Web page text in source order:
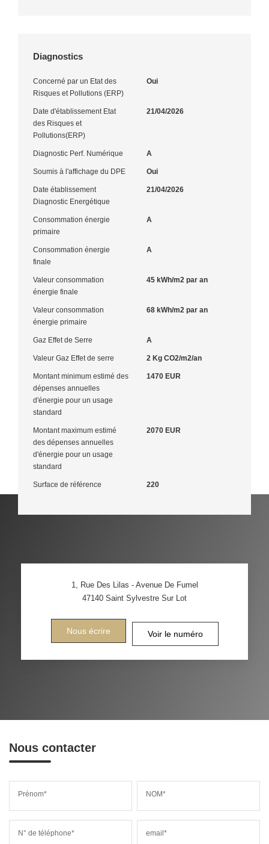
Diagnostics
Concerné par un Etat des
Risques et Pollutions (ERP)
Oui
Date d'établissement Etat
des Risques et
Pollutions(ERP)
21/04/2026
Diagnostic Perf. Numérique A
Soumis à l'affichage du DPE Oui
Date établissement
Diagnostic Energétique
21/04/2026
Consommation énergie
primaire
A
Consommation énergie
finale
A
Valeur consommation
énergie finale
45 kWh/m2 par an
Valeur consommation
énergie primaire
68 kWh/m2 par an
Gaz Effet de Serre A
Valeur Gaz Effet de serre 2 Kg CO2/m2/an
Montant minimum estimé des
dépenses annuelles
d'énergie pour un usage
standard
1470 EUR
Montant maximum estimé
des dépenses annuelles
d'énergie pour un usage
standard
2070 EUR
Surface de référence 220
1, Rue Des Lilas - Avenue De Fumel
47140 Saint Sylvestre Sur Lot
Nous écrire Voir le numéro
Nous contacter
Prénom* NOM*
N° de téléphone* email*